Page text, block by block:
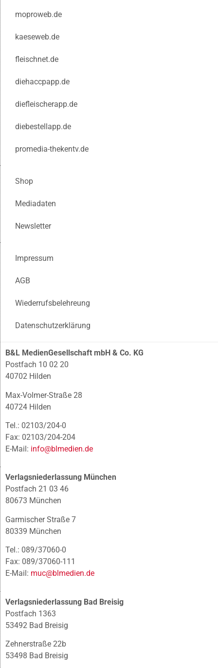
moproweb.de
kaeseweb.de
fleischnet.de
diehaccpapp.de
diefleischerapp.de
diebestellapp.de
promedia-thekentv.de
Shop
Mediadaten
Newsletter
Impressum
AGB
Wiederrufsbelehreung
Datenschutzerklärung
B&L MedienGesellschaft mbH & Co. KG
Postfach 10 02 20
40702 Hilden
Max-Volmer-Straße 28
40724 Hilden
Tel.: 02103/204-0
Fax: 02103/204-204
E-Mail: info@blmedien.de
Verlagsniederlassung München
Postfach 21 03 46
80673 München
Garmischer Straße 7
80339 München
Tel.: 089/37060-0
Fax: 089/37060-111
E-Mail: muc@blmedien.de
Verlagsniederlassung Bad Breisig
Postfach 1363
53492 Bad Breisig
Zehnerstraße 22b
53498 Bad Breisig